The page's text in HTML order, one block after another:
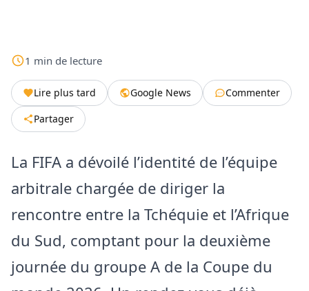
1 min de lecture
Lire plus tard Google News
Commenter
Partager
La FIFA a dévoilé l’identité de l’équipe
arbitrale chargée de diriger la
rencontre entre la Tchéquie et l’Afrique
du Sud, comptant pour la deuxième
journée du groupe A de la Coupe du